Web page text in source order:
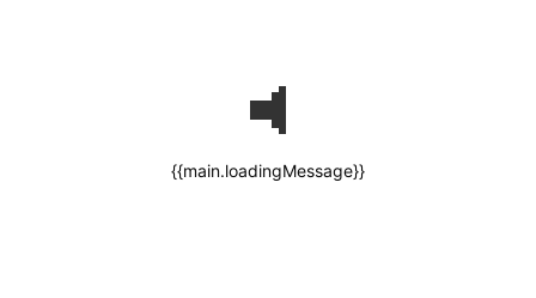
{{main.loadingMessage}}